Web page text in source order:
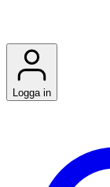
Logga in